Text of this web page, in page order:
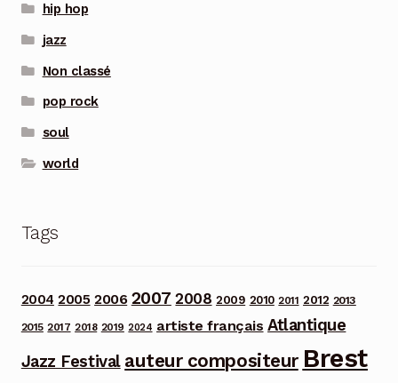
hip hop
jazz
Non classé
pop rock
soul
world
Tags
2004 2005 2006 2007 2008 2009 2010 2011 2012 2013
2015 2017 2018 2019 2024 artiste français Atlantique
Jazz Festival auteur compositeur Brest